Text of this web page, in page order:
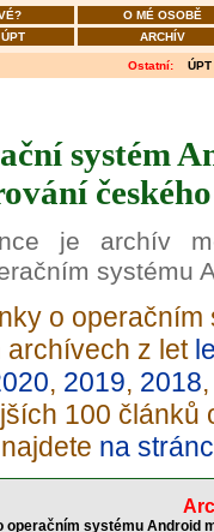
O MÉ OSOBĚ
ARCHÍV
Ostatní: ÚPT
systém
je archív
systému
o operačním
archívech z let
, 2019, 2018
100 článků
najdete na
operačním systému Android